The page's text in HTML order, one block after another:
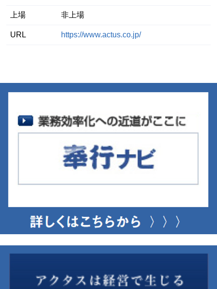
上場 非上場
URL https://www.actus.co.jp/